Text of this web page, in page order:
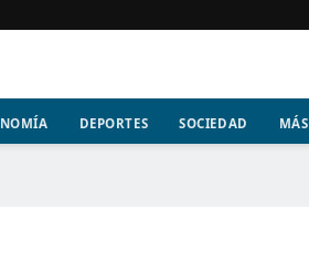
DEPORTES SOCIEDAD MÁS